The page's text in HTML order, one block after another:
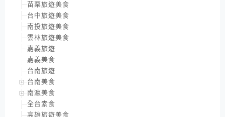
苗栗旅遊美食
台中旅遊美食
南投旅遊美食
雲林旅遊美食
嘉義旅遊
嘉義美食
台南旅遊
台南美食
南瀛美食
全台素食
高雄旅遊美食